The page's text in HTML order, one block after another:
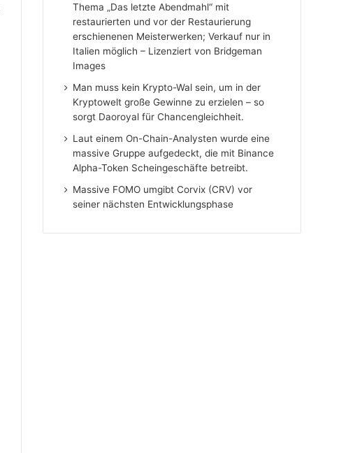
Thema „Das letzte Abendmahl“ mit
restaurierten und vor der Restaurierung
erschienenen Meisterwerken; Verkauf nur in
Italien möglich – Lizenziert von Bridgeman
Images
Man muss kein Krypto-Wal sein, um in der
Kryptowelt große Gewinne zu erzielen – so
sorgt Daoroyal für Chancengleichheit.
Laut einem On-Chain-Analysten wurde eine
massive Gruppe aufgedeckt, die mit Binance
Alpha-Token Scheingeschäfte betreibt.
Massive FOMO umgibt Corvix (CRV) vor
seiner nächsten Entwicklungsphase